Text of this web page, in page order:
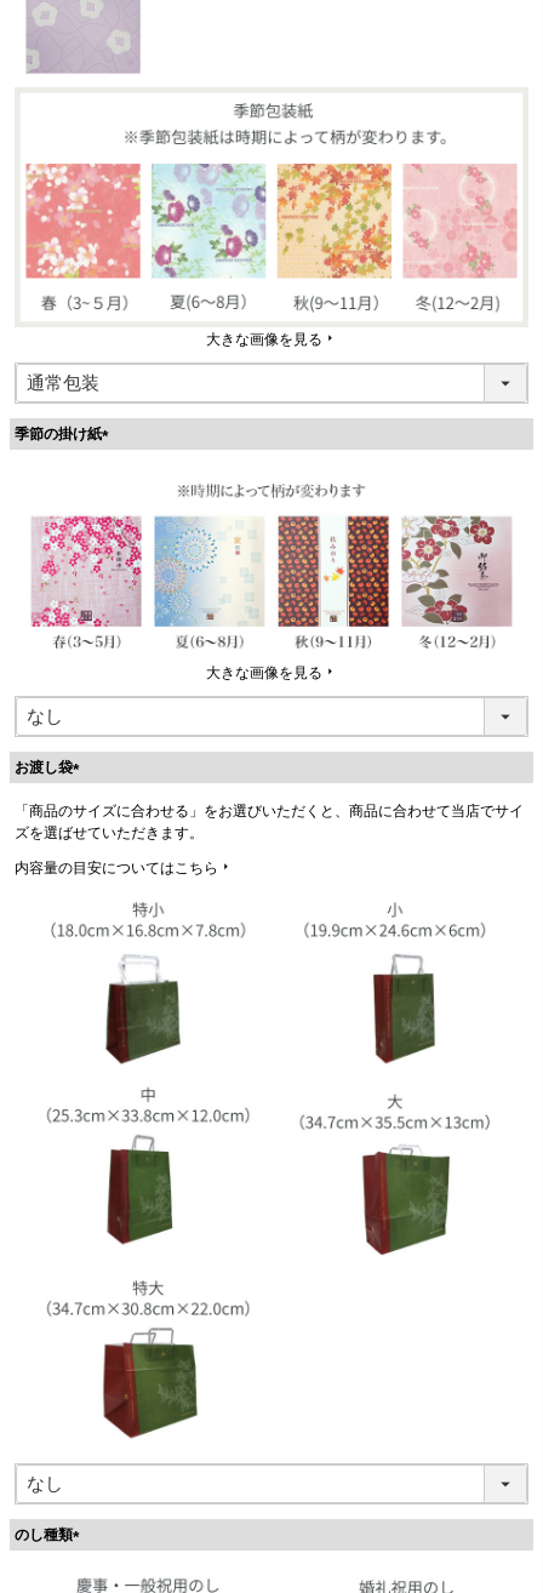
大きな画像を見る
季節の掛け紙
)
大きな画像を見る
お渡し袋
必
須
)
「商品のサイズに合わせる」をお選びいただくと、商品に合わせて当店でサイ
ズを選ばせていただきます。
内容量の目安についてはこちら
のし種類
必